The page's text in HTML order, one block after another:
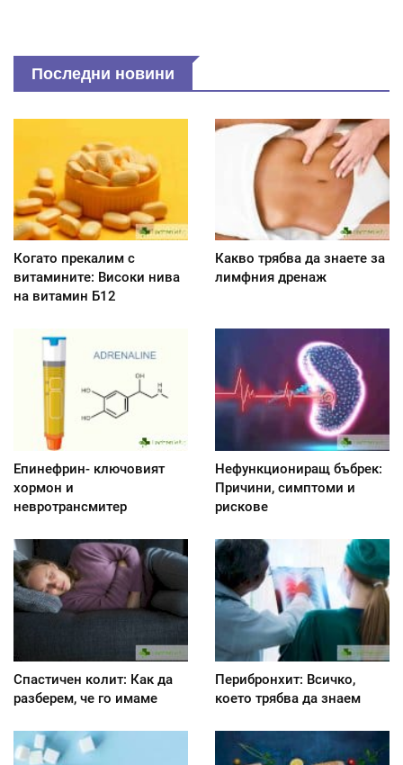
Последни новини
Когато прекалим с
витамините: Високи нива
на витамин Б12
Какво трябва да знаете за
лимфния дренаж
Епинефрин- ключовият
хормон и
невротрансмитер
Нефункциониращ бъбрек:
Причини, симптоми и
рискове
Спастичен колит: Как да
разберем, че го имаме
Перибронхит: Всичко,
което трябва да знаем